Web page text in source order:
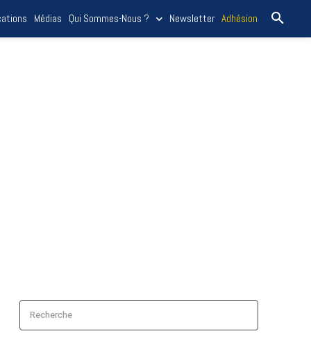
Médias Qui Sommes-Nous ? Newsletter Adhésion
Recherche